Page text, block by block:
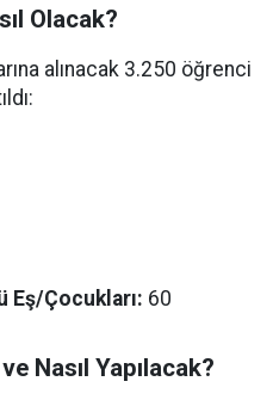
Olacak?
alınacak 3.250 öğrenci
Eş/Çocukları: 60
Nasıl Yapılacak?